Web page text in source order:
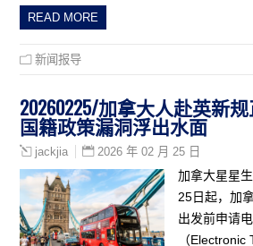
READ MORE
新闻报导
20260225/加拿大人赴英新
国籍政策漏洞浮出水面
jackjia 2026 年 02 月 25 日
加拿大星星
25日起，加
出发前申请
（Electronic